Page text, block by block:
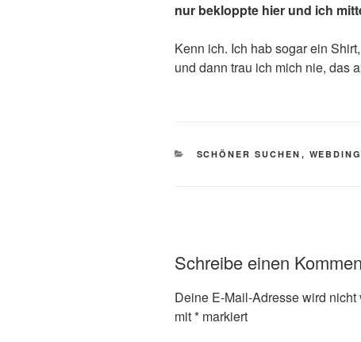
nur bekloppte hier und ich
Kenn ich. Ich hab sogar ein
und dann trau ich mich nie, das
KATEGORIEN
SCHÖNER SUCHEN ,
Schreibe einen
Deine E-Mail-Adresse wird nicht
mit* markiert